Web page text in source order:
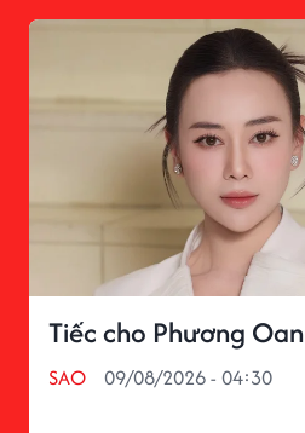
Tiếc cho Phương
SAO 09/08/2026 - 04:30